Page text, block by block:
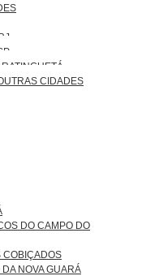
CIDADES
DO CAMPO DO
COBIÇADOS
DA NOVA GUARÁ